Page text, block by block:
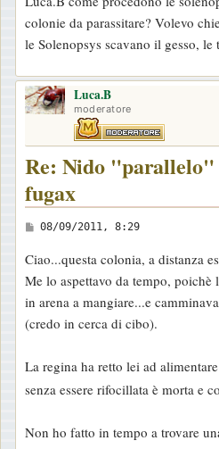
s
s
a
g
g
i
colonie da parassitare? Volevo
le Solenopsys scavano il gesso,
Luca.B
moderatore
Re: Nido "parallelo"
fugax
M
s
s
a
g
i
o
08/09/2011, 8:29
Ciao...questa colonia, a distanza
Me lo aspettavo da tempo,
in arena a mangiare...e
(credo in cerca di cibo).
La regina ha retto lei ad
senza essere rifocillata è morta e
Non ho fatto in tempo a trovare